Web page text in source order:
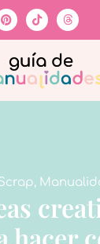
,
hacer